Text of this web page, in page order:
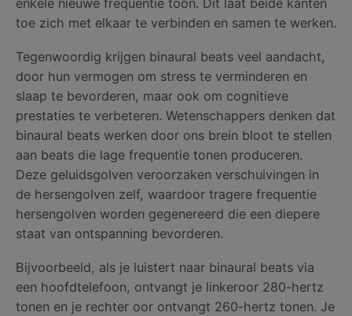
toe zich met elkaar te verbinden en samen te werken.
Tegenwoordig krijgen binaural beats veel aandacht,
door hun vermogen om stress te verminderen en
slaap te bevorderen, maar ook om cognitieve
prestaties te verbeteren. Wetenschappers denken dat
binaural beats werken door ons brein bloot te stellen
aan beats die lage frequentie tonen produceren.
Deze geluidsgolven veroorzaken verschuivingen in
de hersengolven zelf, waardoor tragere frequentie
hersengolven worden gegenereerd die een diepere
staat van ontspanning bevorderen.
Bijvoorbeeld, als je luistert naar binaural beats via
een hoofdtelefoon, ontvangt je linkeroor 280-hertz
tonen en je rechter oor ontvangt 260-hertz tonen. Je